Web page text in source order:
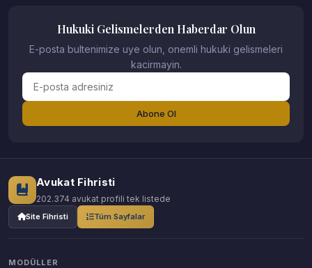
Hukuki Gelismelerden Haberdar Olun
E-posta bultenimize uye olun, onemli hukuki gelismeleri
kacirmayin.
Abone Ol
Avukat Fihristi
202.374 avukat profili tek listede
Site Fihristi Tüm Sayfalar
MODÜLLER